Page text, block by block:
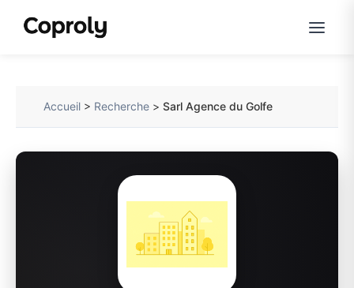
Accueil > Recherche >Sarl Agence du Golfe